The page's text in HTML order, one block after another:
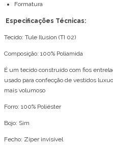
Formatura
Especificações Técnicas:
Tecido: Tule Ilusion (TI 02)
Composição: 100% Poliamida
É um tecido construído com fios
usado para confecção de vestidos
mais volumoso
Forro: 100% Poliéster
Bojo: Sim
Fecho: Zíper invisível